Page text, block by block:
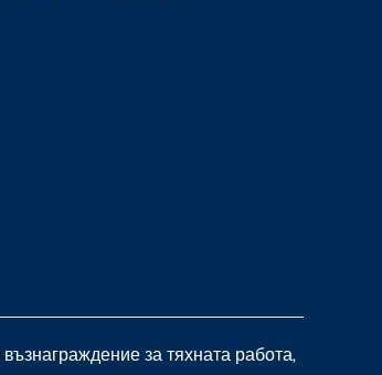
за тяхната работа,